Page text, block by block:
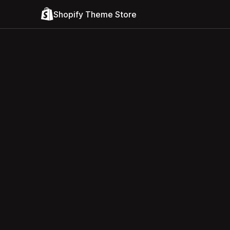
Shopify Theme Store